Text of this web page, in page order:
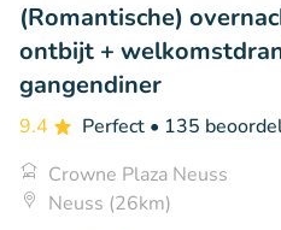
(Romantische)
ontbijt +
gangendiner
9.4 Perfect • 135
Crowne Plaza Neuss
Neuss (26km)